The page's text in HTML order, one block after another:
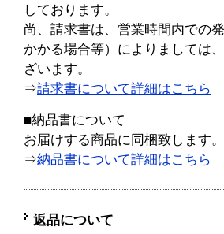
しております。
尚、請求書は、営業時間内での
かかる場合等）によりましては
ざいます。
⇒請求書について詳細はこちら
■納品書について
お届けする商品に同梱致します。
⇒納品書について詳細はこちら
返品について